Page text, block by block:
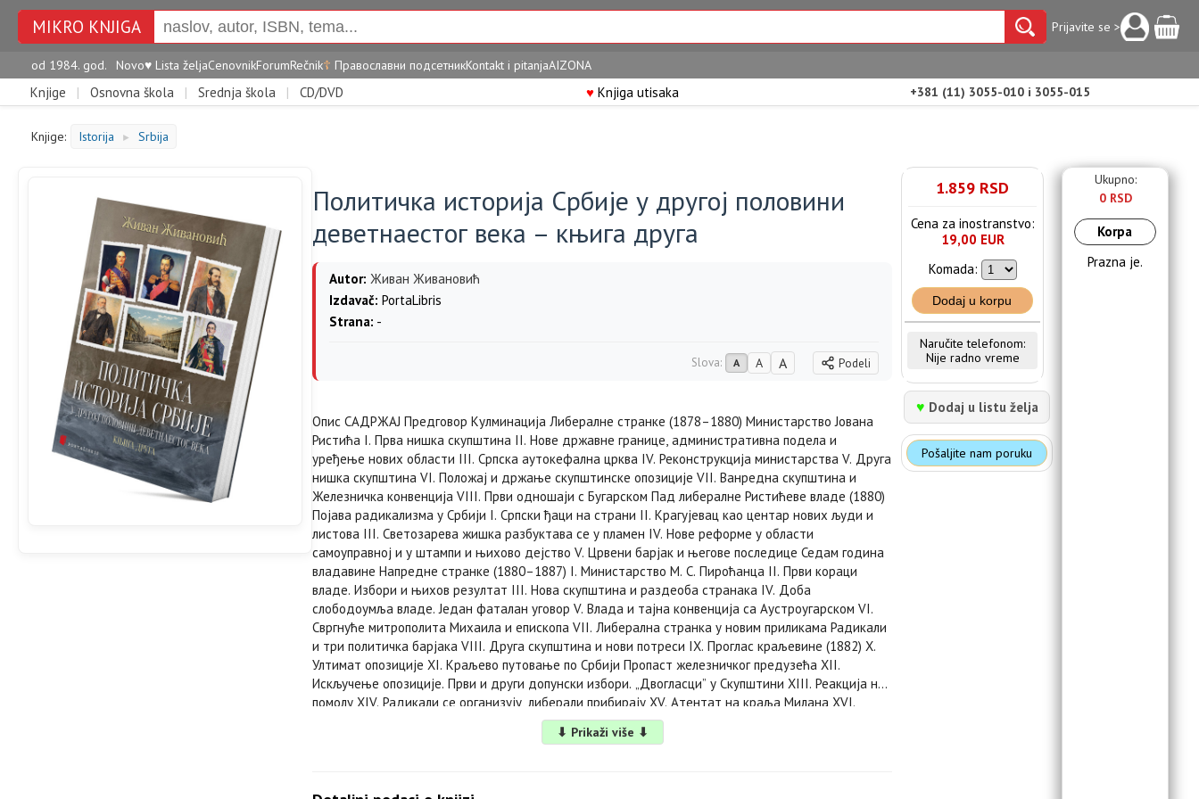
MIKRO KNJIGA Prijavite se >
od 1984. god. Novo♥ Lista željaCenovnikForumRečnik☦ Православни подсетникKontakt i pitanjaAIZONA
Knjige | Osnovna škola | Srednja škola | CD/DVD ♥Knjiga utisaka +381 (11) 3055-010 i 3055-015
Knjige: Istorija ► Srbija
Политичка историја Србије у другој половини
деветнаестог века – књига друга
Autor: Живан Живановић
Izdavač: PortaLibris
Strana: -
Slova: A A A Podeli
Опис САДРЖАЈ Предговор Кулминација Либералне странке (1878–1880) Министарство Јована
Ристића I. Прва нишка скупштина II. Нове државне границе, административна подела и
уређење нових области III. Српска аутокефална црква IV. Реконструкција министарства V. Друга
нишка скупштина VI. Положај и држање скупштинске опозиције VII. Ванредна скупштина и
Железничка конвенција VIII. Први одношаји с Бугарском Пад либералне Ристићеве владе (1880)
Појава радикализма у Србији I. Српски ђаци на страни II. Крагујевац као центар нових људи и
листова III. Светозарева жишка разбуктава се у пламен IV. Нове реформе у области
самоуправној и у штампи и њихово дејство V. Црвени барјак и његове последице Седам година
владавине Напредне странке (1880–1887) I. Министарство М. С. Пироћанца II. Први кораци
владе. Избори и њихов резултат III. Нова скупштина и раздеоба странака IV. Доба
слободоумља владе. Један фаталан уговор V. Влада и тајна конвенција са Аустроугарском VI.
Свргнуће митрополита Михаила и епископа VII. Либерална странка у новим приликама Радикали
и три политичка барјака VIII. Друга скупштина и нови потреси IX. Проглас краљевине (1882) X.
Ултимат опозиције XI. Краљево путовање по Србији Пропаст железничког предузећа XII.
Искључење опозиције. Први и други допунски избори. „Двогласци” у Скупштини XIII. Реакција на
помолу XIV. Радикали се организују, либерали прибирају XV. Атентат на краља Милана XVI.
Уморна Скупштина XVII. Владин поклич за промену устава од 1869. Избори 1883. Победа
Радикалне странке. Одступање владе Пироћанчеве и њен политички биланс XVIII. Судба
⬇ Prikaži više ⬇
1.859 RSD
Cena za inostranstvo:
19,00 EUR
Komada:
Dodaj u korpu
Naručite telefonom:
Nije radno vreme
♥ Dodaj u listu želja
Pošaljite nam poruku
Ukupno:
0 RSD
Korpa
Prazna je.